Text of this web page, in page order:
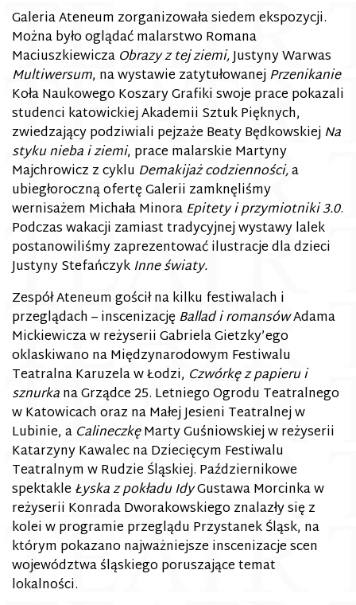
Galeria Ateneum zorganizowała siedem ekspozycji.
Można było oglądać malarstwo Romana
Maciuszkiewicza Obrazy z tej ziemi,Justyny Warwas
Multiwersum, na wystawie zatytułowanejPrzenikanie
Koła Naukowego Koszary Grafiki swoje prace pokazali
studenci katowickiej Akademii Sztuk Pięknych,
zwiedzający podziwiali pejzaże Beaty BędkowskiejNa
styku nieba i ziemi, prace malarskie Martyny
Majchrowicz z cyklu Demakijaż codzienności,a
ubiegłoroczną ofertę Galerii zamknęliśmy
wernisażem Michała MinoraEpitety i przymiotniki 3.0.
Podczas wakacji zamiast tradycyjnej wystawy lalek
postanowiliśmy zaprezentować ilustracje dla dzieci
Justyny StefańczykInne światy.
Zespół Ateneum gościł na kilku festiwalach i
przeglądach – inscenizację Ballad i romansówAdama
Mickiewicza w reżyserii Gabriela Gietzky’ego
oklaskiwano na Międzynarodowym Festiwalu
Teatralna Karuzela w Łodzi, Czwórkę z papieru i
sznurkana Grządce 25. Letniego Ogrodu Teatralnego
w Katowicach oraz na Małej Jesieni Teatralnej w
Lubinie, a CalineczkęMarty Guśniowskiej w reżyserii
Katarzyny Kawalec na Dziecięcym Festiwalu
Teatralnym w Rudzie Śląskiej. Październikowe
spektakle Łyska z pokładu IdyGustawa Morcinka w
reżyserii Konrada Dworakowskiego znalazły się z
kolei w programie przeglądu Przystanek Śląsk, na
którym pokazano najważniejsze inscenizacje scen
województwa śląskiego poruszające temat
lokalności.